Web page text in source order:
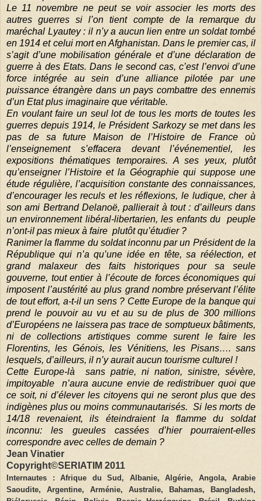
Le 11 novembre ne peut se voir associer les morts des
autres guerres si l’on tient compte de la remarque du
maréchal Lyautey : il n’y a aucun lien entre un soldat tombé
en 1914 et celui mort en Afghanistan. Dans le premier cas, il
s’agit d’une mobilisation générale et d’une déclaration de
guerre à des Etats. Dans le second cas, c’est l’envoi d’une
force intégrée au sein d’une alliance pilotée par une
puissance étrangère dans un pays combattre des ennemis
d’un Etat plus imaginaire que véritable.
En voulant faire un seul lot de tous les morts de toutes les
guerres depuis 1914, le Président Sarkozy se met dans les
pas de sa future Maison de l’Histoire de France où
l’enseignement s’effacera devant l’événementiel, les
expositions thématiques temporaires. A ses yeux, plutôt
qu’enseigner l’Histoire et la Géographie qui suppose une
étude régulière, l’acquisition constante des connaissances,
d’encourager les reculs et les réflexions, le ludique, cher à
son ami Bertrand Delanoë, pallierait à tout : d’ailleurs dans
un environnement libéral-libertarien, les enfants du
peuple
n’ont-il pas mieux à faire plutôt qu’étudier ?
Ranimer la flamme du soldat inconnu par un Président de la
République qui n’a qu’une idée en tête, sa réélection, et
grand malaxeur des faits historiques pour sa seule
gouverne, tout entier à l’écoute de forces économiques qui
imposent l’austérité au plus grand nombre préservant l’élite
de tout effort, a-t-il un sens ? Cette Europe de la banque qui
prend le pouvoir au vu et au su de plus de 300 millions
d’Européens ne laissera pas trace de somptueux bâtiments,
ni de collections artistiques comme surent le faire les
Florentins, les Génois, les Vénitiens, les Pisans…. sans
lesquels, d’ailleurs, il n’y aurait aucun tourisme culturel !
Cette Europe-là
sans patrie, ni nation, sinistre, sévère,
impitoyable n’aura aucune envie de redistribuer quoi que
ce soit, ni d’élever les citoyens qui ne seront plus que des
indigènes plus ou moins communautarisés. Si les morts de
14/18 revenaient, ils éteindraient la flamme du soldat
inconnu: les gueules cassées d’hier pourraient-elles
correspondre avec celles de demain ?
Jean Vinatier
Copyright©SERIATIM 2011
Internautes : Afrique du Sud, Albanie, Algérie, Angola, Arabie
Saoudite, Argentine, Arménie, Australie, Bahamas, Bangladesh,